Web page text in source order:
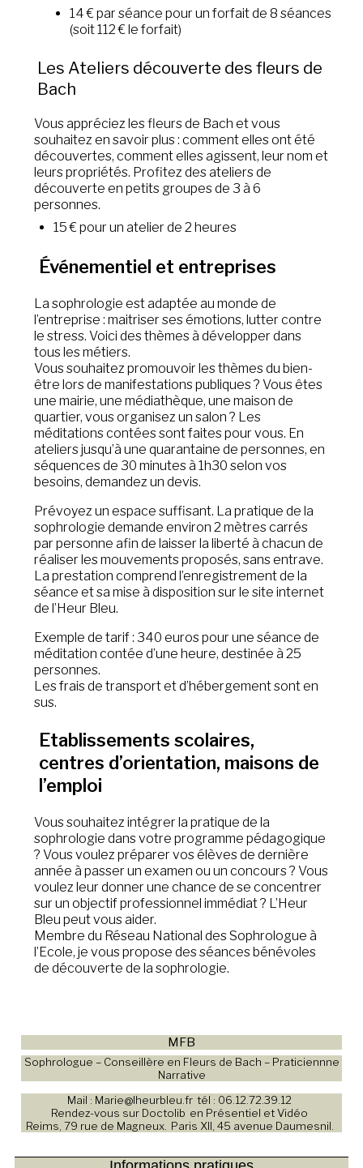
14 € par séance pour un forfait de 8 séances
(soit 112 € le forfait)
Les Ateliers découverte des fleurs de
Bach
Vous appréciez les fleurs de Bach et vous
souhaitez en savoir plus : comment elles ont été
découvertes, comment elles agissent, leur nom et
leurs propriétés. Profitez des ateliers de
découverte en petits groupes de 3 à 6
personnes.
15 € pour un atelier de 2 heures
Événementiel et entreprises
La sophrologie est adaptée au monde de
l’entreprise : maitriser ses émotions, lutter contre
le stress. Voici des thèmes à développer dans
tous les métiers.
Vous souhaitez promouvoir les thèmes du bien-
être lors de manifestations publiques ? Vous êtes
une mairie, une médiathèque, une maison de
quartier, vous organisez un salon ? Les
méditations contées sont faites pour vous. En
ateliers jusqu’à une quarantaine de personnes, en
séquences de 30 minutes à 1h30 selon vos
besoins, demandez un devis.
Prévoyez un espace suffisant. La pratique de la
sophrologie demande environ 2 mètres carrés
par personne afin de laisser la liberté à chacun de
réaliser les mouvements proposés, sans entrave.
La prestation comprend l’enregistrement de la
séance et sa mise à disposition sur le site internet
de l’Heur Bleu.
Exemple de tarif : 340 euros pour une séance de
méditation contée d’une heure, destinée à 25
personnes.
Les frais de transport et d’hébergement sont en
sus.
Etablissements scolaires,
centres d’orientation, maisons de
l’emploi
Vous souhaitez intégrer la pratique de la
sophrologie dans votre programme pédagogique
? Vous voulez préparer vos élèves de dernière
année à passer un examen ou un concours ? Vous
voulez leur donner une chance de se concentrer
sur un objectif professionnel immédiat ? L’Heur
Bleu peut vous aider.
Membre du Réseau National des Sophrologue à
l’Ecole, je vous propose des séances bénévoles
de découverte de la sophrologie.
MFB
Sophrologue – Conseillère en Fleurs de Bach – Praticiennne
Narrative
Mail : Marie@lheurbleu.fr tél : 06.12.72.39.12
Rendez-vous sur Doctolib en Présentiel et Vidéo
Reims, 79 rue de Magneux. Paris XII, 45 avenue Daumesnil.